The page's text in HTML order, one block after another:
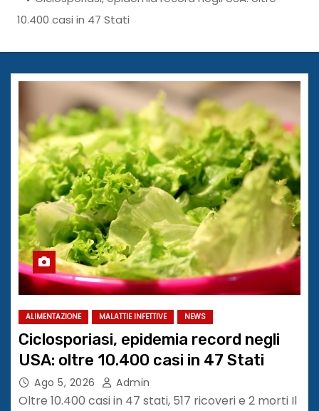
10.400 casi in 47 Stati
ALIMENTAZIONE MALATTIE INFETTIVE NEWS
Ciclosporiasi, epidemia record negli
USA: oltre 10.400 casi in 47 Stati
Ago 5, 2026 Admin
Oltre 10.400 casi in 47 stati, 517 ricoveri e 2 morti Il